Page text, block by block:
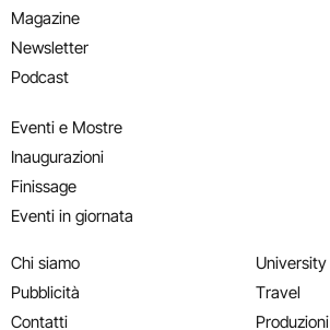
Magazine
Newsletter
Podcast
Eventi e Mostre
Inaugurazioni
Finissage
Eventi in giornata
Chi siamo
Pubblicità
Contatti
University
Travel
Produzioni